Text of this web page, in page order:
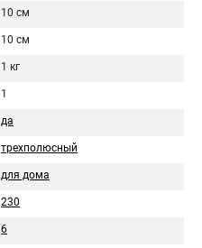
10 см
10 см
1 кг
1
да
трехполюсный
для дома
230
6